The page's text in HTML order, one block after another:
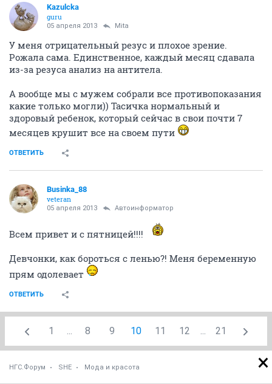
Kazulcka
guru
05 апреля 2013 Mita
У меня отрицательный резус и плохое зрение.
Рожала сама. Единственное, каждый месяц сдавала
из-за резуса анализ на антитела.
А вообще мы с мужем собрали все противопоказания
какие только могли)) Тасичка нормальный и
здоровый ребенок, который сейчас в свои почти 7
месяцев крушит все на своем пути
ОТВЕТИТЬ
Businka_88
veteran
05 апреля 2013 Автоинформатор
Всем привет и с пятницей!!!!
Девчонки, как бороться с ленью?! Меня беременную
прям одолевает
ОТВЕТИТЬ
1 ... 8 9 10 11 12 ... 21
НГС.Форум SHE Мода и красота